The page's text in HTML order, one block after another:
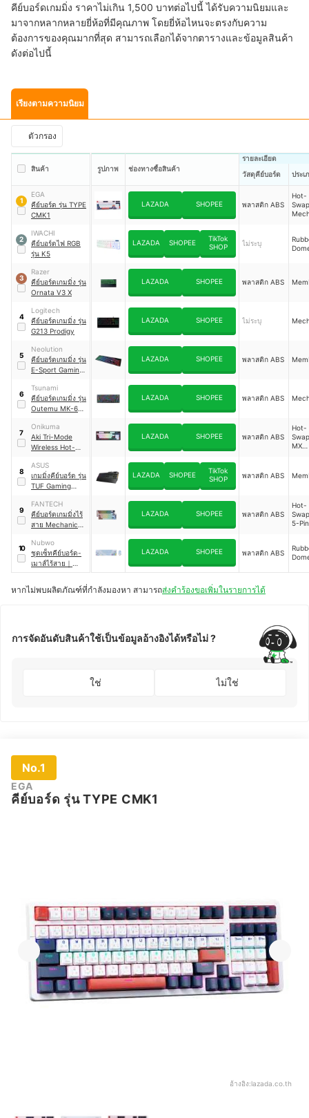
คีย์บอร์ดเกมมิ่ง ราคาไม่เกิน 1,500 บาทต่อไปนี้ ได้รับความนิยมและ
มาจากหลากหลายยี่ห้อที่มีคุณภาพ โดยยี่ห้อไหนจะตรงกับความ
ต้องการของคุณมากที่สุด สามารถเลือกได้จากตารางและข้อมูลสินค้า
ดังต่อไปนี้
เรียงตามความนิยม
ตัวกรอง
สินค้า รูปภาพ ช่องทางซื้อสินค้า
รายละเอียด
วัสดุคีย์บอร์ด
ประ
1
EGA
คีย์บอร์ด รุ่น TYPE
CMK1
LAZADA SHOPEE พลาสติก ABS
Hot-
2
IWACHI
คีย์บอร์ดไฟ RGB
รุ่น K5
LAZADA SHOPEE
TikTok
SHOP
ไม่ระบุ
3
Razer
คีย์บอร์ดเกมมิ่ง รุ่น
Ornata V3 X
LAZADA SHOPEE พลาสติก ABS
4
Logitech
คีย์บอร์ดเกมมิ่ง รุ่น
G213 Prodigy
LAZADA SHOPEE ไม่ระบุ
5
Neolution
คีย์บอร์ดเกมมิ่ง รุ่น
E-Sport Gaming
LAZADA SHOPEE พลาสติก ABS
6
Tsunami
คีย์บอร์ดเกมมิ่ง รุ่น
Outemu MK-61
LAZADA SHOPEE พลาสติก ABS
7
Onikuma
Aki Tri-Mode
Wireless Hot-
Mechanical
Keyboard
LAZADA SHOPEE พลาสติก ABS
Hot-
MX
8
ASUS
เกมมิ่งคีย์บอร์ด รุ่น
TUF Gaming
90MP01X0-
BKLA00
LAZADA SHOPEE
TikTok
SHOP
พลาสติก ABS
9
FANTECH
คีย์บอร์ดเกมมิ่งไร้
สาย Mechanical
MK919 ATOM
PRO 66
LAZADA SHOPEE พลาสติก ABS
Hot-
5-Pin
10
Nubwo
ชุดเซ็ทคีย์บอร์ด-
เมาส์ไร้สาย ｜
NKM-643
LAZADA SHOPEE พลาสติก ABS
หากไม่พบผลิตภัณฑ์ที่กำลังมองหา สามารถส่งคำร้องขอเพิ่มในรายการได้
การจัดอันดับสินค้าใช้เป็นข้อมูลอ้างอิงได้หรือไม่ ?
ใช่ ไม่ใช่
No.1
EGA
คีย์บอร์ด รุ่น TYPE CMK1
อ้างอิง:lazada.co.th